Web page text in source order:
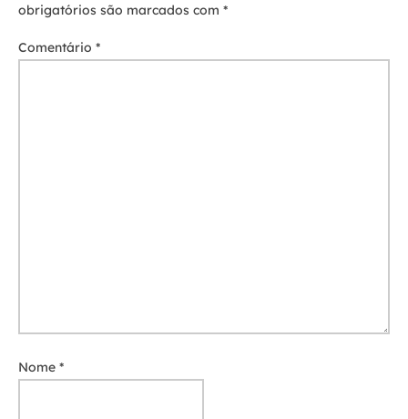
obrigatórios são marcados com *
Comentário *
Nome *